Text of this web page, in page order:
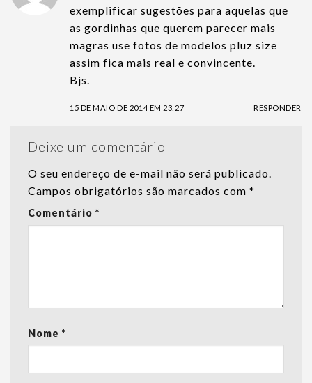
exemplificar sugestões para aquelas que
as gordinhas que querem parecer mais
magras use fotos de modelos pluz size
assim fica mais real e convincente.
Bjs.
15 DE MAIO DE 2014 EM 23:27 RESPONDER
Deixe um comentário
O seu endereço de e-mail não será publicado.
Campos obrigatórios são marcados com *
Comentário *
Nome *